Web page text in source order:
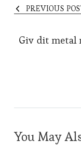
PREVIOUS
Giv dit metal
You May